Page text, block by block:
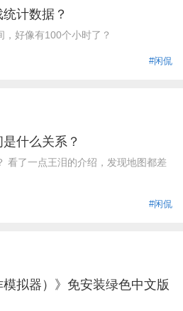
计数据？
好像有100个小时了？
#闲侃
什么关系？
看了一点王泪的介绍，发现地图都差
#闲侃
模拟器）》免安装绿色中文版